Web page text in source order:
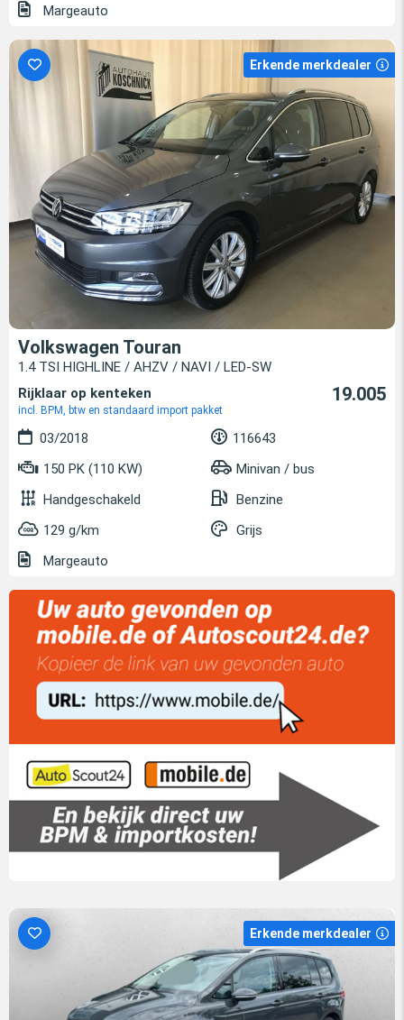
Margeauto
Erkende merkdealer
Volkswagen Touran
1.4 TSI HIGHLINE / AHZV / NAVI / LED-SW
Rijklaar op kenteken
incl. BPM, btw en standaard import pakket
19.005
03/2018
116643
150 PK (110 KW)
Minivan / bus
Handgeschakeld
Benzine
129 g/km
Grijs
Margeauto
Erkende merkdealer